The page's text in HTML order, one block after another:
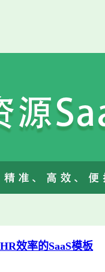
效率的SaaS模板